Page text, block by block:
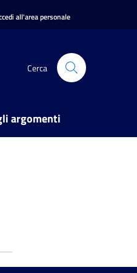
all'area personale
Cerca
argomenti